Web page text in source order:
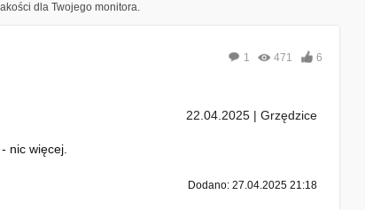
dla Twojego monitora.
1 471 6
22.04.2025 | Grzędzice
nic więcej.
Dodano: 27.04.2025 21:18